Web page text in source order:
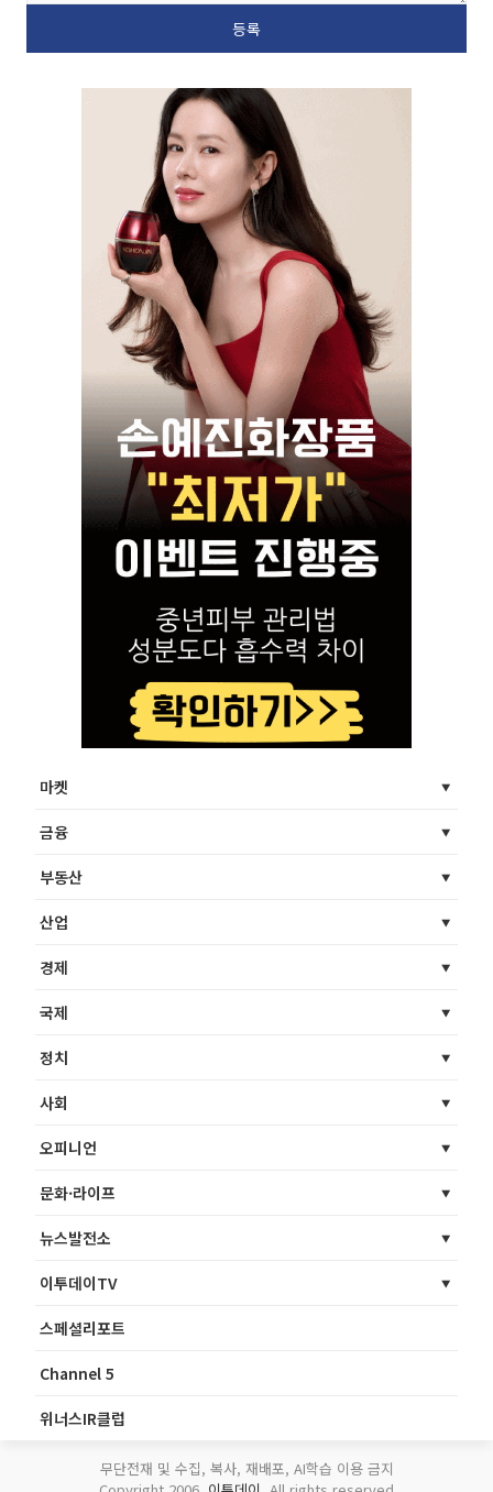
마켓
금융
부동산
산업
경제
국제
정치
사회
오피니언
문화·라이프
뉴스발전소
이투데이TV
스페셜리포트
Channel 5
위너스IR클럽
무단전재 및 수집, 복사, 재배포, AI학습 이용 금지